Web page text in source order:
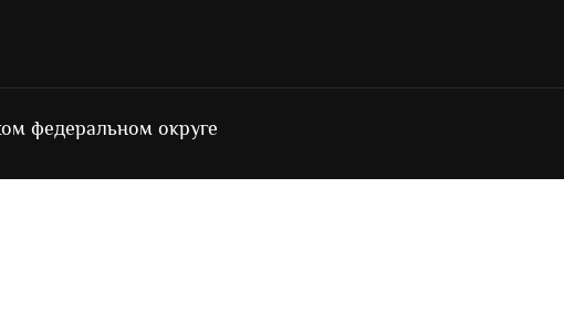
федеральном округе